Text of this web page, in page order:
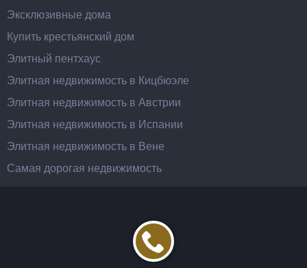
Эксклюзивные дома
Купить крестьянский дом
Элитный пентхаус
Элитная недвижимость в Кицбюэле
Элитная недвижимость в Австрии
Элитная недвижимость в Испании
Элитная недвижимость в Вене
Самая дорогая недвижимость